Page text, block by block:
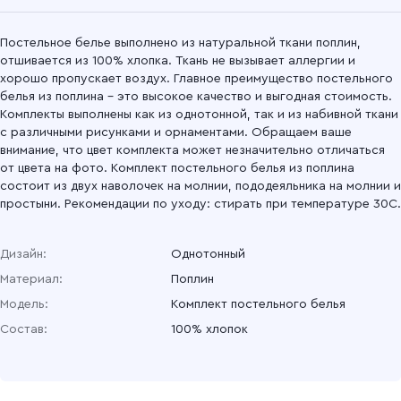
Постельное белье выполнено из натуральной ткани поплин,
отшивается из 100% хлопка. Ткань не вызывает аллергии и
хорошо пропускает воздух. Главное преимущество постельного
белья из поплина – это высокое качество и выгодная стоимость.
Комплекты выполнены как из однотонной, так и из набивной ткани
с различными рисунками и орнаментами. Обращаем ваше
внимание, что цвет комплекта может незначительно отличаться
от цвета на фото. Комплект постельного белья из поплина
состоит из двух наволочек на молнии, пододеяльника на молнии и
простыни. Рекомендации по уходу: стирать при температуре 30С.
Дизайн:
Однотонный
Материал:
Поплин
Модель:
Комплект постельного белья
Состав:
100% хлопок